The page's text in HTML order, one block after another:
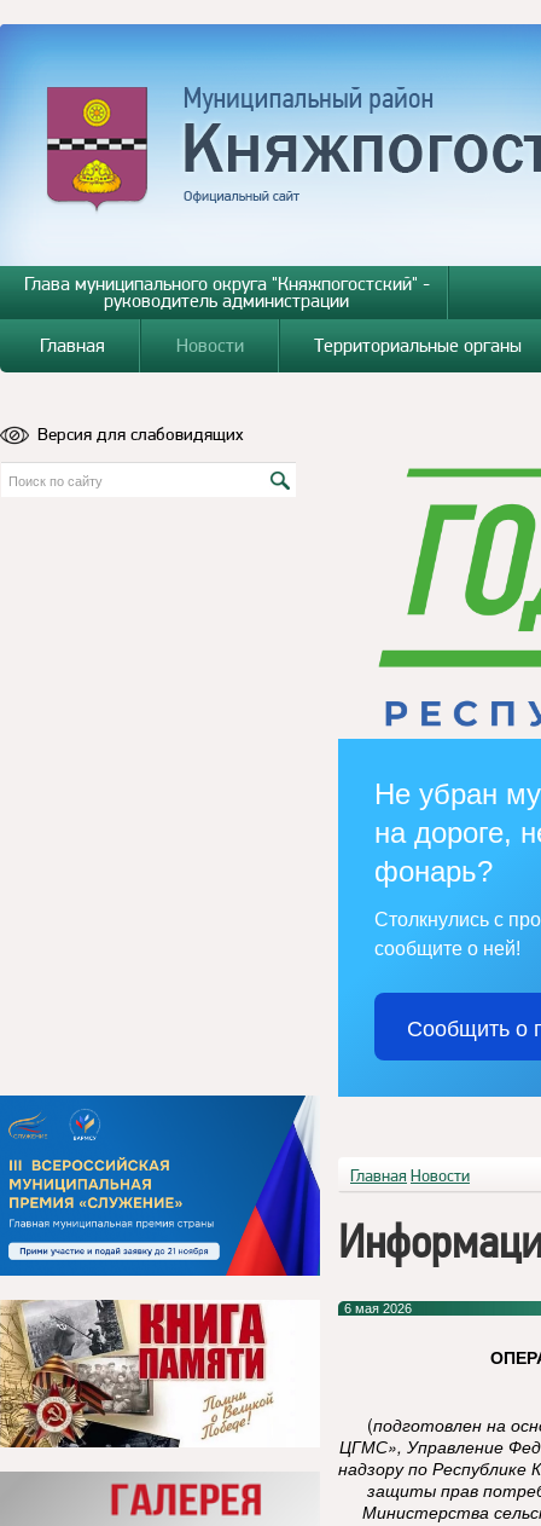
Глава муниципального округа "Княжпогостский" -
руководитель администрации
Главная
Новости Территориальные органы
Версия для слабовидящих
Не убран
на дороге,
фонарь?
Столкнулись с
сообщите о ней!
Сообщить о
Главная Новости
6 мая 2026
(подготовлен на
ЦГМС», Управление
надзору по Республике
защиты прав
Министерства